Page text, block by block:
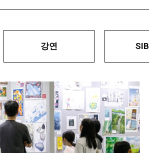
강연